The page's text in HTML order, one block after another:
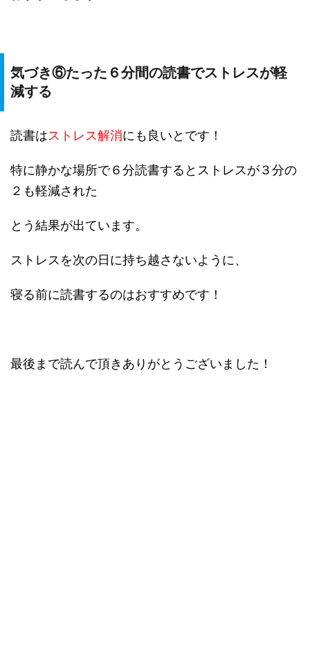
気づき⑥たった６分間の読書でストレスが軽
減する
読書はストレス解消にも良いとです！
特に静かな場所で６分読書するとストレスが３分の
２も軽減された
とう結果が出ています。
ストレスを次の日に持ち越さないように、
寝る前に読書するのはおすすめです！
最後まで読んで頂きありがとうございました！